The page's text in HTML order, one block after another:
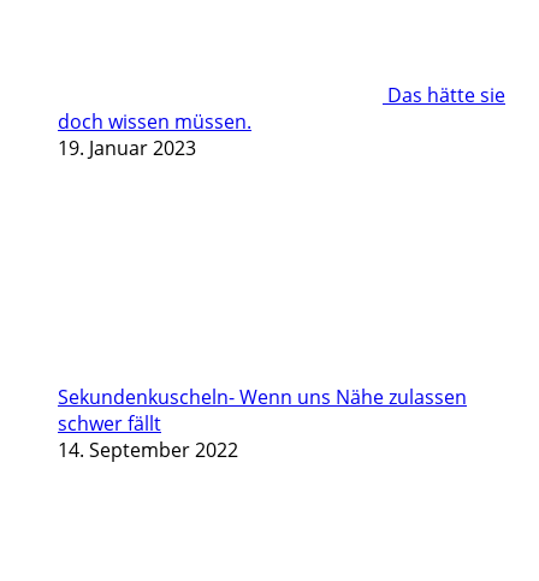
Das hätte sie
doch wissen müssen.
19. Januar 2023
Sekundenkuscheln- Wenn uns Nähe zulassen
schwer fällt
14. September 2022